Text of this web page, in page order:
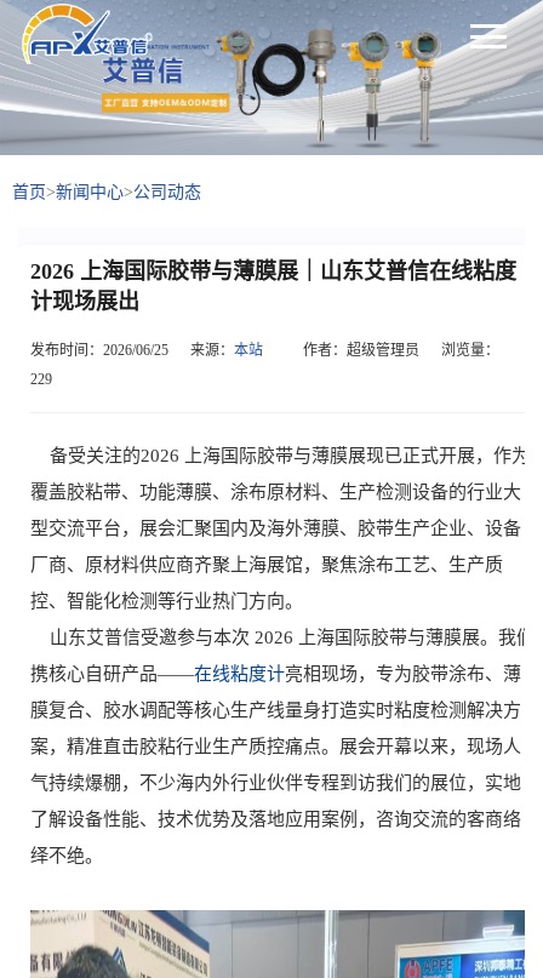
首页>新闻中心>公司动态
2026 上海国际胶带与薄膜展｜山东艾普信在线粘度
计现场展出
发布时间：2026/06/25 来源： 本站 作者：超级管理员
浏览量：
229
备受关注的2026 上海国际胶带与薄膜展现已正式开展，作为
覆盖胶粘带、功能薄膜、涂布原材料、生产检测设备的行业大
型交流平台，展会汇聚国内及海外薄膜、胶带生产企业、设备
厂商、原材料供应商齐聚上海展馆，聚焦涂布工艺、生产质
控、智能化检测等行业热门方向。
山东艾普信受邀参与本次 2026 上海国际胶带与薄膜展。我们
携核心自研产品——在线粘度计亮相现场，专为胶带涂布、薄
膜复合、胶水调配等核心生产线量身打造实时粘度检测解决方
案，精准直击胶粘行业生产质控痛点。展会开幕以来，现场人
气持续爆棚，不少海内外行业伙伴专程到访我们的展位，实地
了解设备性能、技术优势及落地应用案例，咨询交流的客商络
绎不绝。